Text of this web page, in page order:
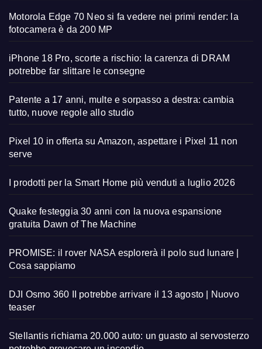
Motorola Edge 70 Neo si fa vedere nei primi render: la
fotocamera è da 200 MP
iPhone 18 Pro, scorte a rischio: la carenza di DRAM
potrebbe far slittare le consegne
Patente a 17 anni, multe e sorpasso a destra: cambia
tutto, nuove regole allo studio
Pixel 10 in offerta su Amazon, aspettare i Pixel 11 non
serve
I prodotti per la Smart Home più venduti a luglio 2026
Quake festeggia 30 anni con la nuova espansione
gratuita Dawn of The Machine
PROMISE: il rover NASA esplorerà il polo sud lunare |
Cosa sappiamo
DJI Osmo 360 II potrebbe arrivare il 13 agosto | Nuovo
teaser
Stellantis richiama 20.000 auto: un guasto al servosterzo